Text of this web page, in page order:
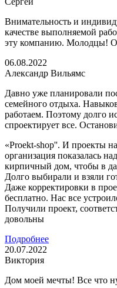
Внимательность и
качестве выполняемой
эту компанию. Молодцы!
06.08.2022
Александр Вильямс
Давно уже планировали
семейного отдыха.
работаем. Поэтому долго
спроектирует все.
«Proekt-shop''. И проекты
организация показалась
кирпичный дом, чтобы в
Долго выбирали и взяли
Даже корректировки в
бесплатно. Нас все
Получили проект,
довольны
Подробнее
20.07.2022
Виктория
Дом моей мечты! Все что